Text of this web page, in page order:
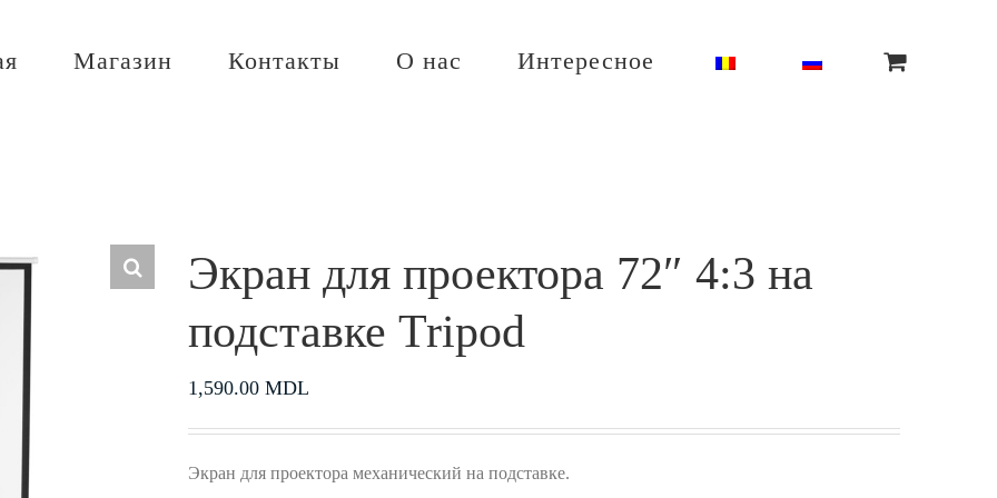
Магазин Контакты О нас Интересное
Экран для проектора 72″ 4:3 на
подставке Tripod
1,590.00 MDL
Экран для проектора механический на подставке.